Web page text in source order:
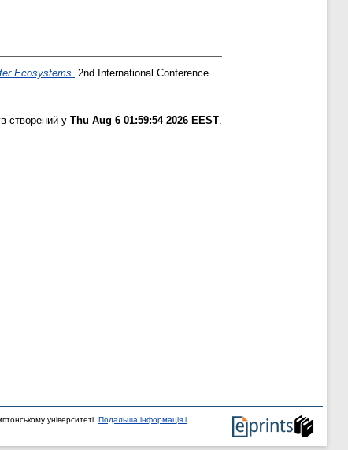
Ecosystems.
2nd International Conference
створений у Thu Aug 6 01:59:54 2026 EEST
університеті. Подальша інформація і